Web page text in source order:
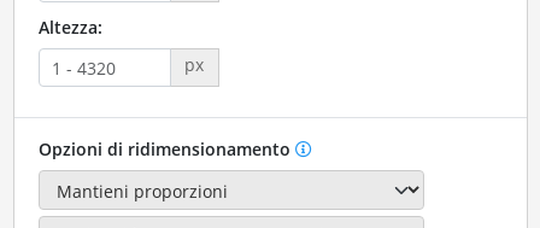
Altezza:
px
Opzioni di ridimensionamento